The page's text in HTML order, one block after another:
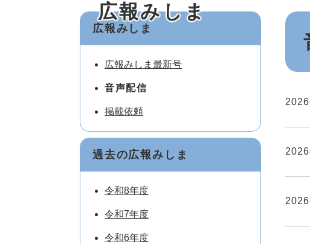
広報みしま
本
広報みしま
広報みしま最新号
音声配信
掲載依頼
過去の広報みしま
令和8年度
令和7年度
令和6年度